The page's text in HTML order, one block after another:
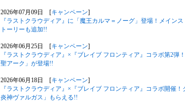
2026年07月09日 [キャンペーン]
『ラストクラウディア』に「魔王カルマ＝ノーグ」登場！メイン
トーリーも追加!!
2026年06月25日 [キャンペーン]
『ラストクラウディア』×『ブレイブ フロンティア』コラボ第2弾
聖アーク」が登場!!
2026年06月18日 [キャンペーン]
『ラストクラウディア』×『ブレイブ フロンティア』コラボ開催
炎神ヴァルガス」もらえる!!